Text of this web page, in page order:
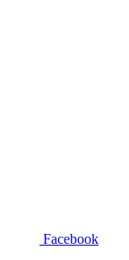
Facebook